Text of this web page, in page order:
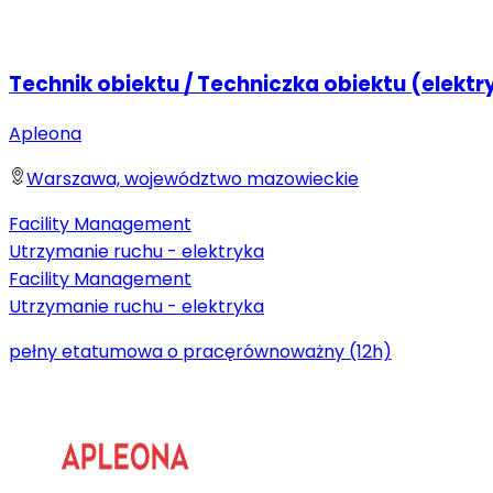
Technik obiektu / Techniczka obiektu
Apleona
Warszawa, województwo mazowieckie
Facility Management
Utrzymanie ruchu - elektryka
Facility Management
Utrzymanie ruchu - elektryka
pełny etatumowa o pracęrównoważny (12h)